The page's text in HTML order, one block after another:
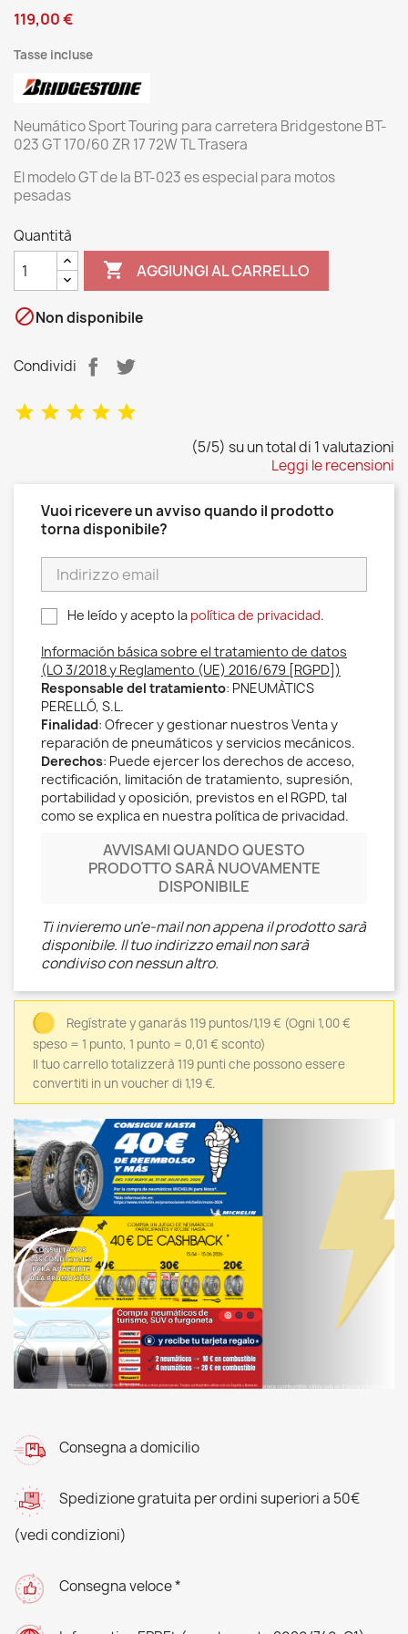
119,00 €
Tasse incluse
Neumático Sport Touring para carretera Bridgestone BT-
023 GT 170/60 ZR 17 72W TL Trasera
El modelo GT de la BT-023 es especial para motos
pesadas
Quantità
 AGGIUNGI AL CARRELLO
Non disponibile
Condividi
(5/5) su un total di 1 valutazioni
Leggi le recensioni
Vuoi ricevere un avviso quando il prodotto
torna disponibile?
He leído y acepto la política de privacidad.
Información básica sobre el tratamiento de datos
(LO 3/2018 y Reglamento (UE) 2016/679 [RGPD])
Responsable del tratamiento: PNEUMÀTICS
PERELLÓ, S.L.
Finalidad: Ofrecer y gestionar nuestros Venta y
reparación de pneumáticos y servicios mecánicos.
Derechos: Puede ejercer los derechos de acceso,
rectificación, limitación de tratamiento, supresión,
portabilidad y oposición, previstos en el RGPD, tal
como se explica en nuestra política de privacidad.
AVVISAMI QUANDO QUESTO
PRODOTTO SARÀ NUOVAMENTE
DISPONIBILE
Ti invieremo un'e-mail non appena il prodotto sarà
disponibile. Il tuo indirizzo email non sarà
condiviso con nessun altro.
Regístrate y ganarás 119 puntos/1,19 € (Ogni 1,00 €
speso = 1 punto, 1 punto = 0,01 € sconto)
Il tuo carrello totalizzerà 119 punti che possono essere
convertiti in un voucher di 1,19 €.
Consegna a domicilio
Spedizione gratuita per ordini superiori a 50€
(vedi condizioni)
Consegna veloce *